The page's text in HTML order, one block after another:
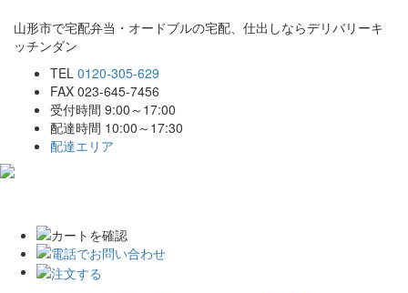
山形市で宅配弁当・オードブルの宅配、仕出しならデリバリーキ
ッチンダン
TEL 0120-305-629
FAX 023-645-7456
受付時間 9:00～17:00
配達時間 10:00～17:30
配達エリア